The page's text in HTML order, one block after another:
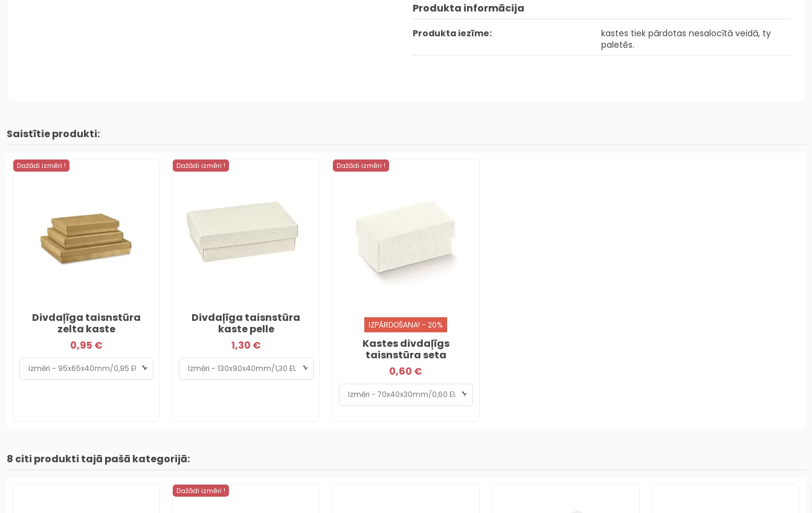
Produkta informācija
Produkta iezīme:
kastes tiek pārdotas nesalocītā veidā, ty
paletēs.
Saistītie produkti:
Dažādi izmēri !
Divdaļīga taisnstūra
zelta kaste
0,95 €
Dažādi izmēri !
Divdaļīga taisnstūra
kaste pelle
1,30 €
Dažādi izmēri !
IZPĀRDOŠANA! - 20%
Kastes divdaļīgs
taisnstūra seta
0,60 €
8 citi produkti tajā pašā kategorijā:
Dažādi izmēri !